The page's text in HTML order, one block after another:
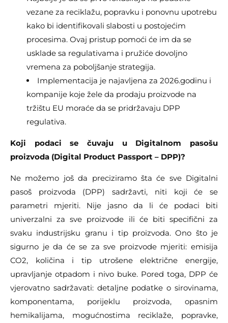
vezane za reciklažu, popravku i ponovnu upotrebu
kako bi identifikovali slabosti u postojećim
procesima. Ovaj pristup pomoći će im da se
usklade sa regulativama i pružiće dovoljno
vremena za poboljšanje strategija.
Implementacija je najavljena za 2026.godinu i
kompanije koje žele da prodaju proizvode na
tržištu EU moraće da se pridržavaju DPP
regulativa.
Koji podaci se čuvaju u Digitalnom pasošu
proizvoda (Digital Product Passport – DPP)?
Ne možemo još da preciziramo šta će sve Digitalni
pasoš proizvoda (DPP) sadržavti, niti koji će se
parametri mjeriti. Nije jasno da li će podaci biti
univerzalni za sve proizvode ili će biti specifični za
svaku industrijsku granu i tip proizvoda. Ono što je
sigurno je da će se za sve proizvode mjeriti: emisija
CO2, količina i tip utrošene električne energije,
upravljanje otpadom i nivo buke. Pored toga, DPP će
vjerovatno sadržavati: detaljne podatke o sirovinama,
komponentama, porijeklu proizvoda, opasnim
hemikalijama, mogućnostima reciklaže, popravke,